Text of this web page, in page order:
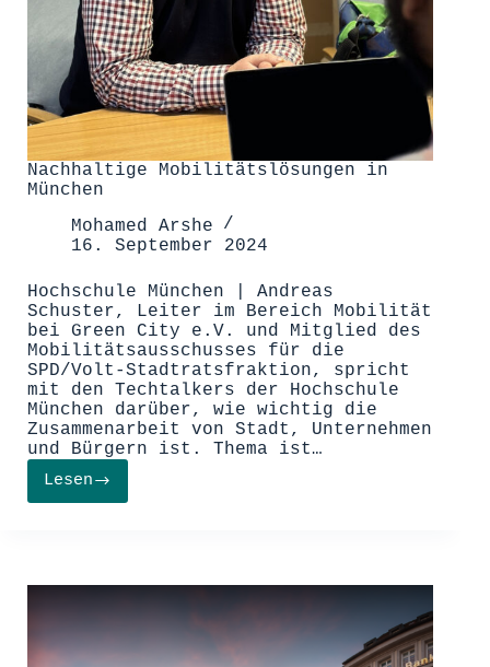
Nachhaltige Mobilitätslösungen in
München
Mohamed Arshe
16. September 2024
Hochschule München | Andreas
Schuster, Leiter im Bereich Mobilität
bei Green City e.V. und Mitglied des
Mobilitätsausschusses für die
SPD/Volt-Stadtratsfraktion, spricht
mit den Techtalkers der Hochschule
München darüber, wie wichtig die
Zusammenarbeit von Stadt, Unternehmen
und Bürgern ist. Thema ist…
LesenNachhaltige
Mobilitätslösungen